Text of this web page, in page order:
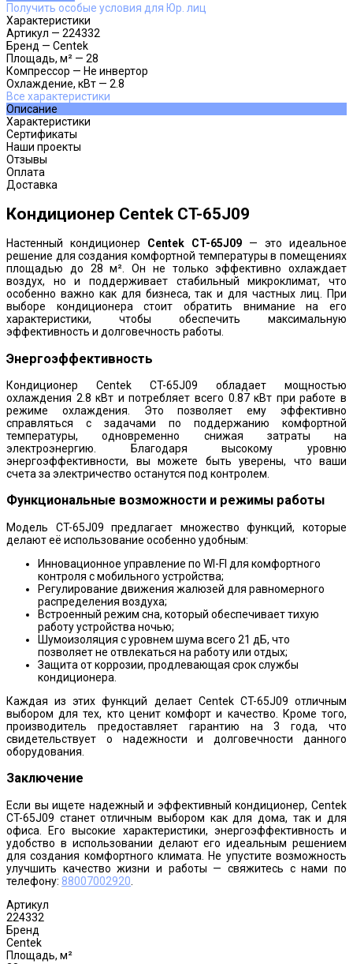
Получить особые условия для Юр. лиц
Характеристики
Артикул — 224332
Бренд — Centek
Площадь, м² — 28
Компрессор — Не инвертор
Охлаждение, кВт — 2.8
Все характеристики
Описание
Характеристики
Сертификаты
Наши проекты
Отзывы
Оплата
Доставка
Кондиционер Centek CT-65J09
Настенный кондиционер Centek CT-65J09 — это идеальное
решение для создания комфортной температуры в помещениях
площадью до 28 м². Он не только эффективно охлаждает
воздух, но и поддерживает стабильный микроклимат, что
особенно важно как для бизнеса, так и для частных лиц. При
выборе кондиционера стоит обратить внимание на его
характеристики, чтобы обеспечить максимальную
эффективность и долговечность работы.
Энергоэффективность
Кондиционер Centek CT-65J09 обладает мощностью
охлаждения 2.8 кВт и потребляет всего 0.87 кВт при работе в
режиме охлаждения. Это позволяет ему эффективно
справляться с задачами по поддержанию комфортной
температуры, одновременно снижая затраты на
электроэнергию. Благодаря высокому уровню
энергоэффективности, вы можете быть уверены, что ваши
счета за электричество останутся под контролем.
Функциональные возможности и режимы работы
Модель CT-65J09 предлагает множество функций, которые
делают её использование особенно удобным:
Инновационное управление по WI-FI для комфортного
контроля с мобильного устройства;
Регулирование движения жалюзей для равномерного
распределения воздуха;
Встроенный режим сна, который обеспечивает тихую
работу устройства ночью;
Шумоизоляция с уровнем шума всего 21 дБ, что
позволяет не отвлекаться на работу или отдых;
Защита от коррозии, продлевающая срок службы
кондиционера.
Каждая из этих функций делает Centek CT-65J09 отличным
выбором для тех, кто ценит комфорт и качество. Кроме того,
производитель предоставляет гарантию на 3 года, что
свидетельствует о надежности и долговечности данного
оборудования.
Заключение
Если вы ищете надежный и эффективный кондиционер, Centek
CT-65J09 станет отличным выбором как для дома, так и для
офиса. Его высокие характеристики, энергоэффективность и
удобство в использовании делают его идеальным решением
для создания комфортного климата. Не упустите возможность
улучшить качество жизни и работы — свяжитесь с нами по
телефону: 88007002920
Артикул
224332
Бренд
Centek
Площадь, м²